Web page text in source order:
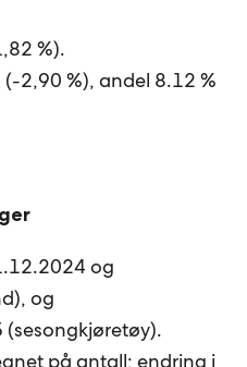
%).
2,90 %), andel 8.12 %
og
og
på antall; endring i